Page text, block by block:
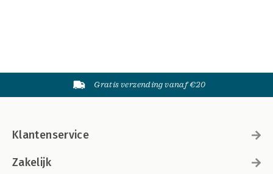
Gratis verzending vanaf €20
Klantenservice
Zakelijk